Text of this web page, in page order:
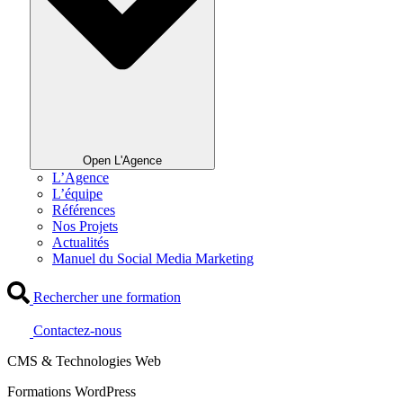
Open L'Agence
L’Agence
L’équipe
Références
Nos Projets
Actualités
Manuel du Social Media Marketing
Rechercher une formation
Contactez-nous
CMS & Technologies Web
Formations WordPress